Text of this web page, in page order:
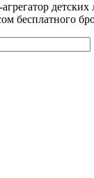
бесплатного